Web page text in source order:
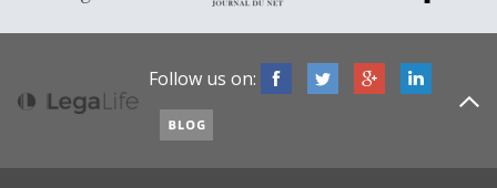
Follow us on: